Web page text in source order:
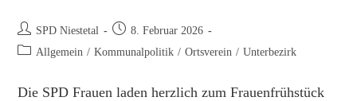
Beitrags-
Autor:
SPD Niestetal
Beitrag
veröffentlicht:
8. Februar 2026
Beitrags-Allgemein / Kommunalpolitik / Ortsverein / Unterbezirk
Die SPD Frauen laden herzlich zum Frauenfrühstück